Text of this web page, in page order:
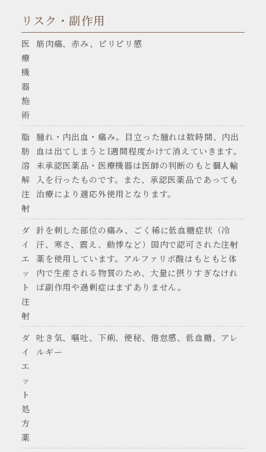
リスク・副作用
医
療
機
器
施
術
筋肉痛、赤み、ピリピリ感
脂
肪
溶
解
注
射
腫れ・内出血・痛み。目立った腫れは数時間、内出
血は出てしまうと1週間程度かけて消えていきます。
未承認医薬品・医療機器は医師の判断のもと個人輸
入を行ったものです。また、承認医薬品であっても
治療により適応外使用となります。
ダ
イ
エ
ッ
ト
注
射
針を刺した部位の痛み、ごく稀に低血糖症状（冷
汗、寒さ、震え、動悸など）国内で認可された注射
薬を使用しています。アルファリポ酸はもともと体
内で生産される物質のため、大量に摂りすぎなけれ
ば副作用や過剰症はまずありません。
ダ
イ
エ
ッ
ト
処
方
薬
吐き気、嘔吐、下痢、便秘、倦怠感、低血糖、アレ
ルギー